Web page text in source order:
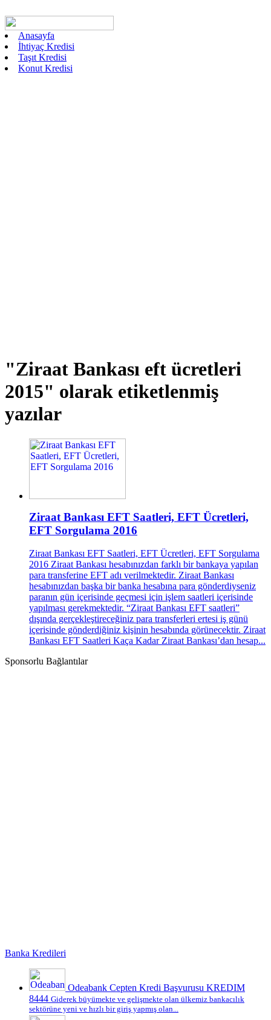
Anasayfa
İhtiyaç Kredisi
Taşıt Kredisi
Konut Kredisi
"Ziraat Bankası eft ücretleri
2015" olarak etiketlenmiş
yazılar
Ziraat Bankası EFT Saatleri, EFT Ücretleri,
EFT Sorgulama 2016
Ziraat Bankası EFT Saatleri, EFT Ücretleri, EFT Sorgulama
2016 Ziraat Bankası hesabınızdan farklı bir bankaya yapılan
para transferine EFT adı verilmektedir. Ziraat Bankası
hesabınızdan başka bir banka hesabına para gönderdiyseniz
paranın gün içerisinde geçmesi için işlem saatleri içerisinde
yapılması gerekmektedir. “Ziraat Bankası EFT saatleri”
dışında gerçekleştireceğiniz para transferleri ertesi iş günü
içerisinde gönderdiğiniz kişinin hesabında görünecektir. Ziraat
Bankası EFT Saatleri Kaça Kadar Ziraat Bankası’dan hesap...
Sponsorlu Bağlantılar
Banka Kredileri
Odeabank Cepten Kredi Başvurusu KREDIM
8444 Giderek büyümekte ve gelişmekte olan ülkemiz bankacılık
sektörüne yeni ve hızlı bir giriş yapmış olan...